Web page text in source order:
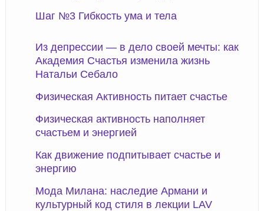
Шаг №3 Гибкость ума и тела
Из депрессии — в дело своей мечты: как
Академия Счастья изменила жизнь
Натальи Себало
Физическая Активность питает счастье
Физическая активность наполняет
счастьем и энергией
Как движение подпитывает счастье и
энергию
Мода Милана: наследие Армани и
культурный код стиля в лекции LAV